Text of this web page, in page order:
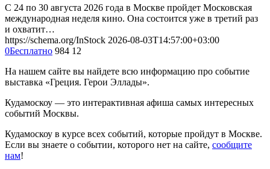
С 24 по 30 августа 2026 года в Москве пройдет Московская
международная неделя кино. Она состоится уже в третий раз
и охватит…
https://schema.org/InStock 2026-08-03T14:57:00+03:00
0Бесплатно 984 12
На нашем сайте вы найдете всю информацию про событие
выставка «Греция. Герои Эллады».
Кудамоскоу — это интерактивная афиша самых интересных
событий Москвы.
Кудамоскоу в курсе всех событий, которые пройдут в Москве.
Если вы знаете о событии, которого нет на сайте, сообщите
нам!